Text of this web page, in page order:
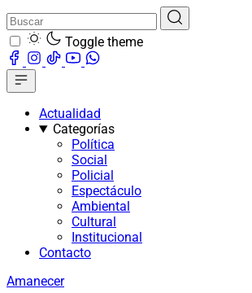
Toggle theme
Actualidad
Categorías
Política
Social
Policial
Espectáculo
Ambiental
Cultural
Institucional
Contacto
Amanecer